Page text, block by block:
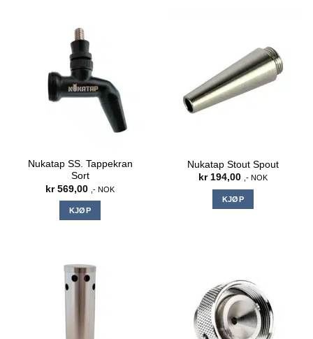
Nukatap SS. Tappekran
Sort
kr569,00 ,- NOK
KJØP
Nukatap Stout Spout
kr194,00 ,- NOK
KJØP